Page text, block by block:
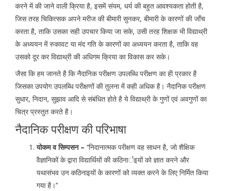
करने में की जाने वाली क्रिया है, इसमें संयम, धर्य की बहुत आवश्यकता होती है,
जिस तरह चिकित्सक अपने मरीज की बीमारी सुनकर, बीमारी के कारणों की जाँच
करता है, ताकि उसका सही उपचार किया जा सके, उसी तरह शिक्षक भी विद्याथ्री
के अध्ययन में रुकावट या मंद गति के कारणों का अध्ययन करता है, ताकि वह
उसको दूर कर विद्याथ्री की अधिगम क्रिया का विकास कर सके।
जैसा कि हम जानते है कि नैदानिक परीक्षण उपलब्धि परीक्षण का ही प्रकार है
जिसका उपयोग उपलब्धि परीक्षणों की तुलना में कही अधिक है। नैदानिक परीक्षण
सुधार, निदान, सुझाव आदि से संबंधित होते है ये विद्याथ्री के गुणों एवं अवगुणों का
चित्र प्रस्तुत करते है।
नैदानिक परीक्षण की परिभाषा
योकम व सिम्पसन – ‘‘निदानात्मक परीक्षण वह साधन है, जो शैक्षिक
वैज्ञानिकों के द्वारा विद्यार्थियों की कठिनार्इयों को ज्ञात करने और
यथासंभव उन कठिनाइयों के कारणों को व्यक्त करने के लिए निर्मित किया
गया है।’’